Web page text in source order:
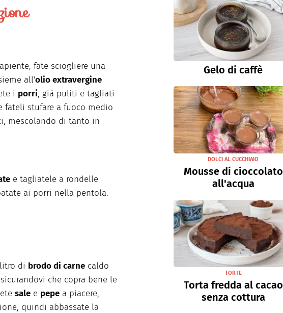
fate sciogliere una
all'olio extravergine
i porri, già puliti e tagliati
fateli stufare a fuoco medio
mescolando di tanto in
e tagliatele a rondelle
ai porri nella pentola.
di brodo di carne caldo
che copra bene le
sale e pepe a piacere,
quindi abbassate la
Gelo di caffè
DOLCI AL CUCCHIAIO
Mousse di cioccolato
all'acqua
TORTE
Torta fredda al cacao
senza cottura